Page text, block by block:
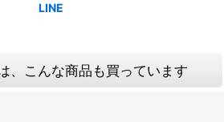
、こんな商品も買っています